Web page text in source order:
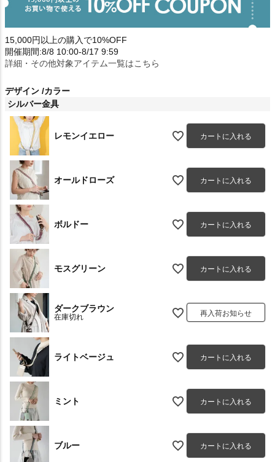
15,000円以上の購入で10%OFF
開催期間:8/8 10:00-8/17 9:59
詳細・その他対象アイテム一覧はこちら
デザイン カラー
シルバー金具
レモンイエロー カートに入れる
オールドローズ カートに入れる
ボルドー カートに入れる
モスグリーン カートに入れる
ダークブラウン
在庫切れ 再入荷お知らせ
ライトベージュ カートに入れる
ミント カートに入れる
ブルー カートに入れる